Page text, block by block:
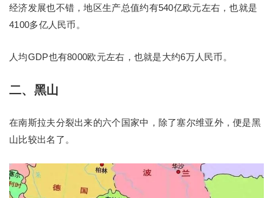
经济发展也不错，地区生产总值约有540亿欧元左右，也就是
4100多亿人民币。
人均GDP也有8000欧元左右，也就是大约6万人民币。
二、黑山
在南斯拉夫分裂出来的六个国家中，除了塞尔维亚外，便是黑
山比较出名了。